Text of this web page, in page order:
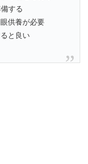
する
供養が必要
と良い